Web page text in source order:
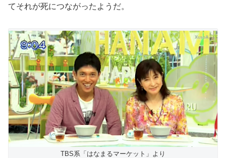
てそれが死につながったようだ。
TBS系「はなまるマーケット」より